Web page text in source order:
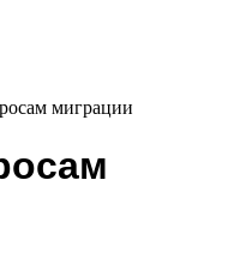
миграции